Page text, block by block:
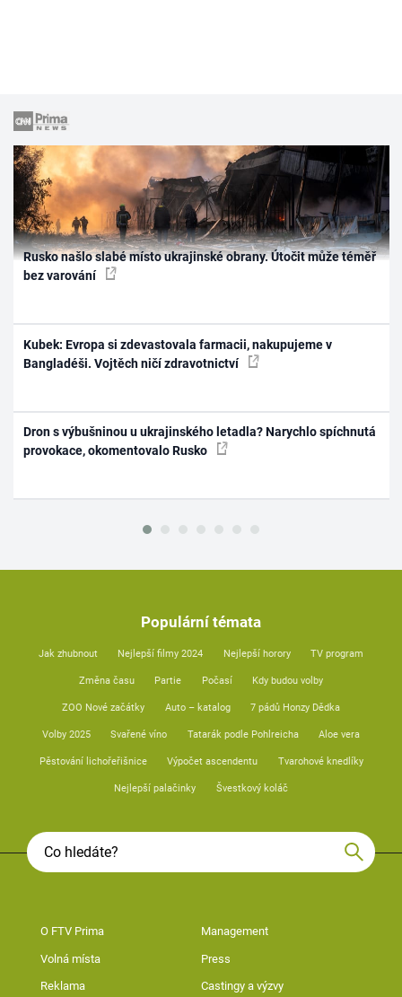
Rusko našlo slabé místo ukrajinské obrany. Útočit může téměř
bez varování
Kubek: Evropa si zdevastovala farmacii, nakupujeme v
Bangladéši. Vojtěch ničí zdravotnictví
Dron s výbušninou u ukrajinského letadla? Narychlo spíchnutá
provokace, okomentovalo Rusko
Populární témata
Jak zhubnout Nejlepší filmy 2024 Nejlepší horory TV program
Změna času Partie Počasí Kdy budou volby
ZOO Nové začátky Auto – katalog 7 pádů Honzy Dědka
Volby 2025 Svařené víno Tatarák podle Pohlreicha Aloe vera
Pěstování lichořeřišnice Výpočet ascendentu Tvarohové knedlíky
Nejlepší palačinky Švestkový koláč
O FTV Prima Management
Volná místa Press
Reklama Castingy a výzvy